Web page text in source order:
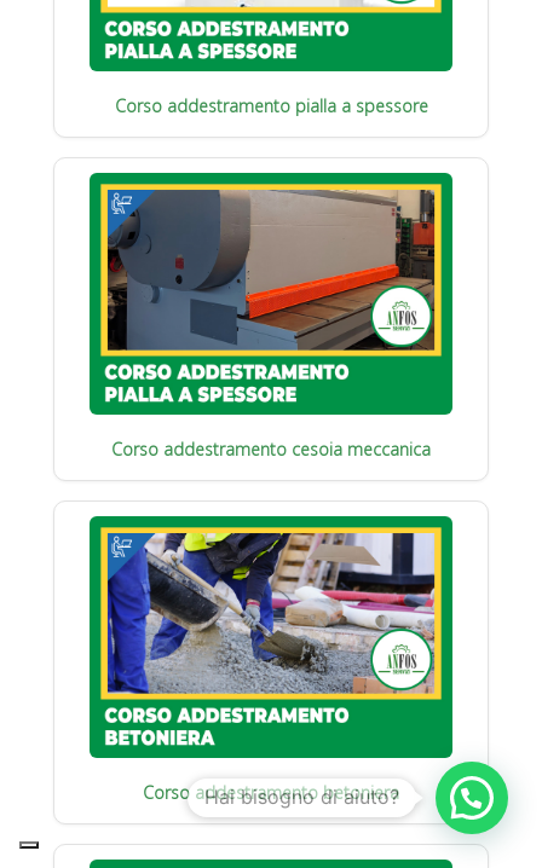
Corso addestramento pialla a spessore
Corso addestramento cesoia meccanica
Corso addestramento betoniera